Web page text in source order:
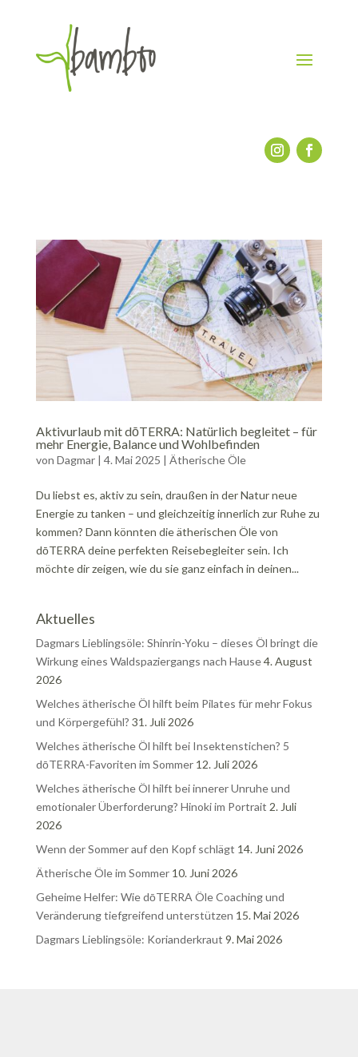
Aktivurlaub mit dōTERRA: Natürlich begleitet – für
mehr Energie, Balance und Wohlbefinden
von Dagmar| 4. Mai 2025 | Ätherische Öle
Du liebst es, aktiv zu sein, draußen in der Natur neue
Energie zu tanken – und gleichzeitig innerlich zur Ruhe zu
kommen? Dann könnten die ätherischen Öle von
dōTERRA deine perfekten Reisebegleiter sein. Ich
möchte dir zeigen, wie du sie ganz einfach in deinen...
Aktuelles
Dagmars Lieblingsöle: Shinrin-Yoku – dieses Öl bringt die
Wirkung eines Waldspaziergangs nach Hause4. August
2026
Welches ätherische Öl hilft beim Pilates für mehr Fokus
und Körpergefühl? 31. Juli 2026
Welches ätherische Öl hilft bei Insektenstichen? 5
dōTERRA-Favoriten im Sommer 12. Juli 2026
Welches ätherische Öl hilft bei innerer Unruhe und
emotionaler Überforderung? Hinoki im Portrait 2. Juli
2026
Wenn der Sommer auf den Kopf schlägt 14. Juni 2026
Ätherische Öle im Sommer 10. Juni 2026
Geheime Helfer: Wie dōTERRA Öle Coaching und
Veränderung tiefgreifend unterstützen 15. Mai 2026
Dagmars Lieblingsöle: Korianderkraut 9. Mai 2026